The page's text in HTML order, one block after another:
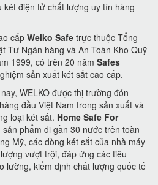
điện tử chất lượng uy tín hàng
cấp Welko Safe trực thuộc Tổng
Tư Ngân hàng và An Toàn Kho Quỹ
1999, có trên 20 năm Safes
sản xuất két sắt cao cấp.
WELKO được thị trường đón
đầu Việt Nam trong sản xuất và
loại két sắt. Home Safe For
phẩm đi gần 30 nước trên toàn
Mỹ, các dòng két sắt của nhà máy
vượt trội, đáp ứng các tiêu
lường, kiểm định chất lượng quốc tế